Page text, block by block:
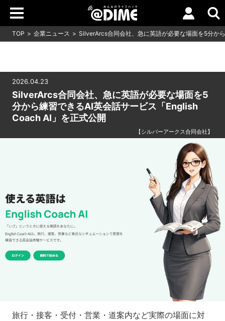
TOP 企業ニュース SilverArcs合同会社、急に英語が必要な場面を5分か
2026.04.23
SilverArcs合同会社、急に英語が必要な場面を5
分から練習できるAI英会話サービス「English
Coach AI」を正式公開
【シルバーアークス合同会社】
旅行・接客・受付・営業・道案内など実際の場面に対